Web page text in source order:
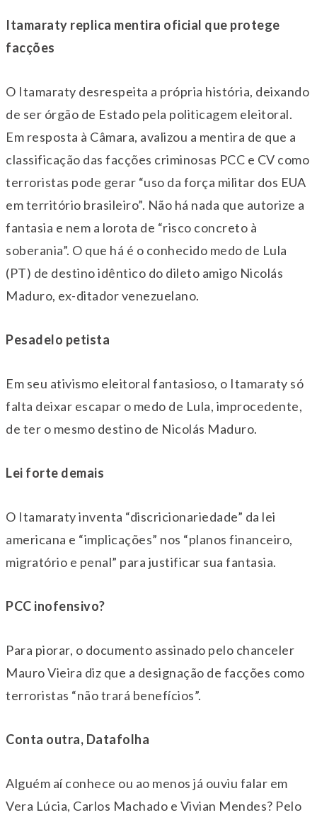
Itamaraty replica mentira oficial que protege
facções
O Itamaraty desrespeita a própria história, deixando
de ser órgão de Estado pela politicagem eleitoral.
Em resposta à Câmara, avalizou a mentira de que a
classificação das facções criminosas PCC e CV como
terroristas pode gerar “uso da força militar dos EUA
em território brasileiro”. Não há nada que autorize a
fantasia e nem a lorota de “risco concreto à
soberania”. O que há é o conhecido medo de Lula
(PT) de destino idêntico do dileto amigo Nicolás
Maduro, ex-ditador venezuelano.
Pesadelo petista
Em seu ativismo eleitoral fantasioso, o Itamaraty só
falta deixar escapar o medo de Lula, improcedente,
de ter o mesmo destino de Nicolás Maduro.
Lei forte demais
O Itamaraty inventa “discricionariedade” da lei
americana e “implicações” nos “planos financeiro,
migratório e penal” para justificar sua fantasia.
PCC inofensivo?
Para piorar, o documento assinado pelo chanceler
Mauro Vieira diz que a designação de facções como
terroristas “não trará benefícios”.
Conta outra, Datafolha
Alguém aí conhece ou ao menos já ouviu falar em
Vera Lúcia, Carlos Machado e Vivian Mendes? Pelo